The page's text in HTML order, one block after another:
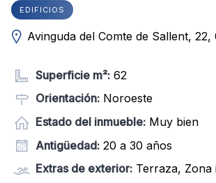
EDIFICIOS
Superficie m²: 62
Orientación: Noroeste
Estado del inmueble: Muy bien
Antigüedad: 20 a 30 años
Extras de exterior: Terraza, Zona